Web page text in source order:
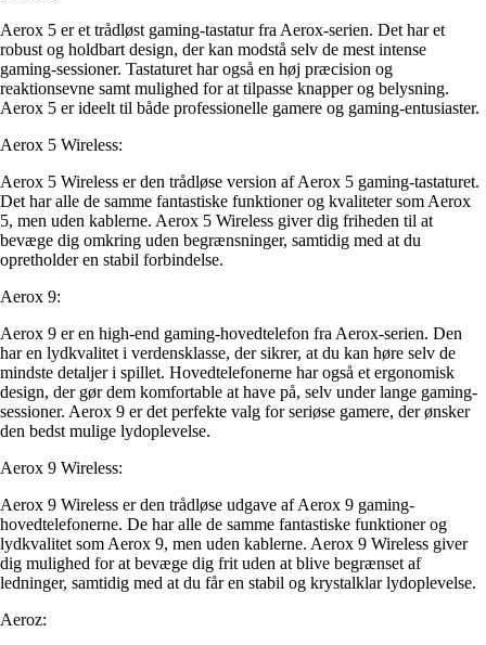
Aerox 5 er et trådløst gaming-tastatur fra Aerox-serien. Det har et
robust og holdbart design, der kan modstå selv de mest intense
gaming-sessioner. Tastaturet har også en høj præcision og
reaktionsevne samt mulighed for at tilpasse knapper og belysning.
Aerox 5 er ideelt til både professionelle gamere og gaming-entusiaster.
Aerox 5 Wireless:
Aerox 5 Wireless er den trådløse version af Aerox 5 gaming-tastaturet.
Det har alle de samme fantastiske funktioner og kvaliteter som Aerox
5, men uden kablerne. Aerox 5 Wireless giver dig friheden til at
bevæge dig omkring uden begrænsninger, samtidig med at du
opretholder en stabil forbindelse.
Aerox 9:
Aerox 9 er en high-end gaming-hovedtelefon fra Aerox-serien. Den
har en lydkvalitet i verdensklasse, der sikrer, at du kan høre selv de
mindste detaljer i spillet. Hovedtelefonerne har også et ergonomisk
design, der gør dem komfortable at have på, selv under lange gaming-
sessioner. Aerox 9 er det perfekte valg for seriøse gamere, der ønsker
den bedst mulige lydoplevelse.
Aerox 9 Wireless:
Aerox 9 Wireless er den trådløse udgave af Aerox 9 gaming-
hovedtelefonerne. De har alle de samme fantastiske funktioner og
lydkvalitet som Aerox 9, men uden kablerne. Aerox 9 Wireless giver
dig mulighed for at bevæge dig frit uden at blive begrænset af
ledninger, samtidig med at du får en stabil og krystalklar lydoplevelse.
Aeroz: